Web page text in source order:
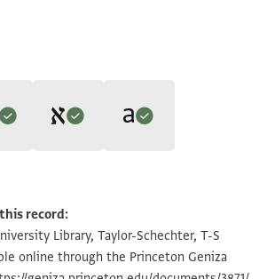
edition (1950–85).
יא סידי ויא שיכי וכבירי אלמדכור
סלאמתה ואבדל כראמתה
and Amir Ashur,
"A Previously Unpublished
an Andalusi Karaite (T-S 8J41.7),"
Árabes Y Hebraicos. Sección Hebreo
Zoom and Rotate
[ ] אנו זקני ואדירי הע[ ] טוב[ ]יו
record:
Library, Taylor-Schechter, T-S
online through the Princeton Geniza